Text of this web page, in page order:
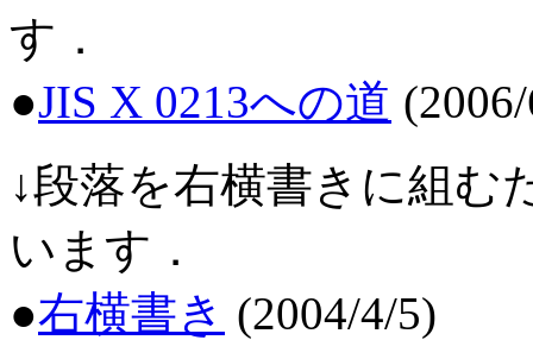
す．
●JIS X 0213への道
↓段落を右横書きに組む
います．
●右横書き (2004/4/5)